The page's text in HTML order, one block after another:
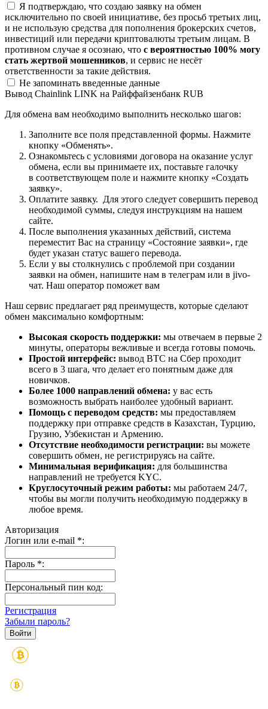
Я подтверждаю, что создаю заявку на обмен
исключительно по своей инициативе, без просьб третьих лиц,
и не использую средства для пополнения брокерских счетов,
инвестиций или передачи криптовалюты третьим лицам. В
противном случае я осознаю, что с вероятностью 100% могу
стать жертвой мошенников, и сервис не несёт
ответственности за такие действия.
Не запоминать введенные данные
Вывод Chainlink LINK на Райффайзенбанк RUB
Для обмена вам необходимо выполнить несколько шагов:
Заполните все поля представленной формы. Нажмите
кнопку «Обменять».
Ознакомьтесь с условиями договора на оказание услуг
обмена, если вы принимаете их, поставьте галочку
в соответствующем поле и нажмите кнопку «Создать
заявку».
Оплатите заявку. Для этого следует совершить перевод
необходимой суммы, следуя инструкциям на нашем
сайте.
После выполнения указанных действий, система
переместит Вас на страницу «Состояние заявки», где
будет указан статус вашего перевода.
Если у вы столкнулись с проблемой при создании
заявки на обмен, напишите нам в телеграм или в jivo-
чат. Наш оператор поможет вам
Наш сервис предлагает ряд преимуществ, которые сделают
обмен максимально комфортным:
Высокая скорость поддержки: мы отвечаем в первые 2
минуты, операторы вежливые и всегда готовы помочь.
Простой интерфейс: вывод BTC на Сбер проходит
всего в 3 шага, что делает его понятным даже для
новичков.
Более 1000 направлений обмена: у вас есть
возможность выбрать наиболее удобный вариант.
Помощь с переводом средств: мы предоставляем
поддержку при отправке средств в Казахстан, Турцию,
Грузию, Узбекистан и Армению.
Отсутствие необходимости регистрации: вы можете
совершить обмен, не регистрируясь на сайте.
Минимальная верификация: для большинства
направлений не требуется KYC.
Круглосуточный режим работы: мы работаем 24/7,
чтобы вы могли получить необходимую поддержку в
любое время.
Авторизация
Логин или e-mail *:
Пароль *:
Персональный пин код:
Регистрация
Забыли пароль?